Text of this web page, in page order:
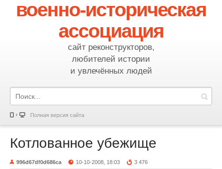
военно-историческая
ассоциация
сайт реконструкторов,
любителей истории
и увлечённых людей
Полная версия сайта
Котлованное убежище
996d67df0d686ca 10-10-2008, 18:03 3 476